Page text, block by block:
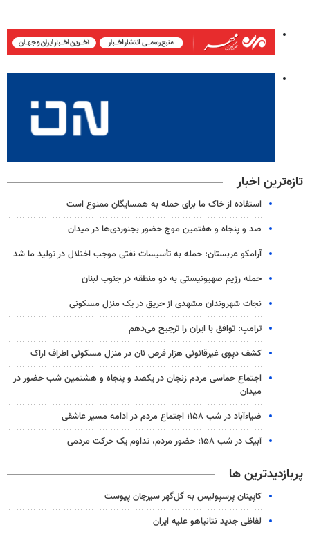
تازه‌ترین اخبار
استفاده از خاک ما برای حمله به همسایگان ممنوع است
صد و پنجاه و هفتمین موج حضور بجنوردی‌ها در میدان
آرامکو عربستان: حمله به تأسیسات نفتی موجب اختلال در تولید ما شد
حمله رژیم صهیونیستی به دو منطقه در جنوب لبنان
نجات شهروندان مشهدی از حریق در یک منزل مسکونی
ترامپ: توافق با ایران را ترجیح می‌دهم
کشف دپوی غیرقانونی هزار قرص نان در منزل مسکونی اطراف اراک
اجتماع حماسی مردم زنجان در یکصد و پنجاه و هشتمین شب حضور در
میدان
ضیاء‌آباد در شب ۱۵۸؛ اجتماع مردم در ادامه مسیر عاشقی
آبیک در شب ۱۵۸؛ حضور مردم، تداوم یک حرکت مردمی
پربازدیدترین ها
کاپیتان پرسپولیس به گل‌گهر سیرجان پیوست
لفاظی جدید نتانیاهو علیه ایران